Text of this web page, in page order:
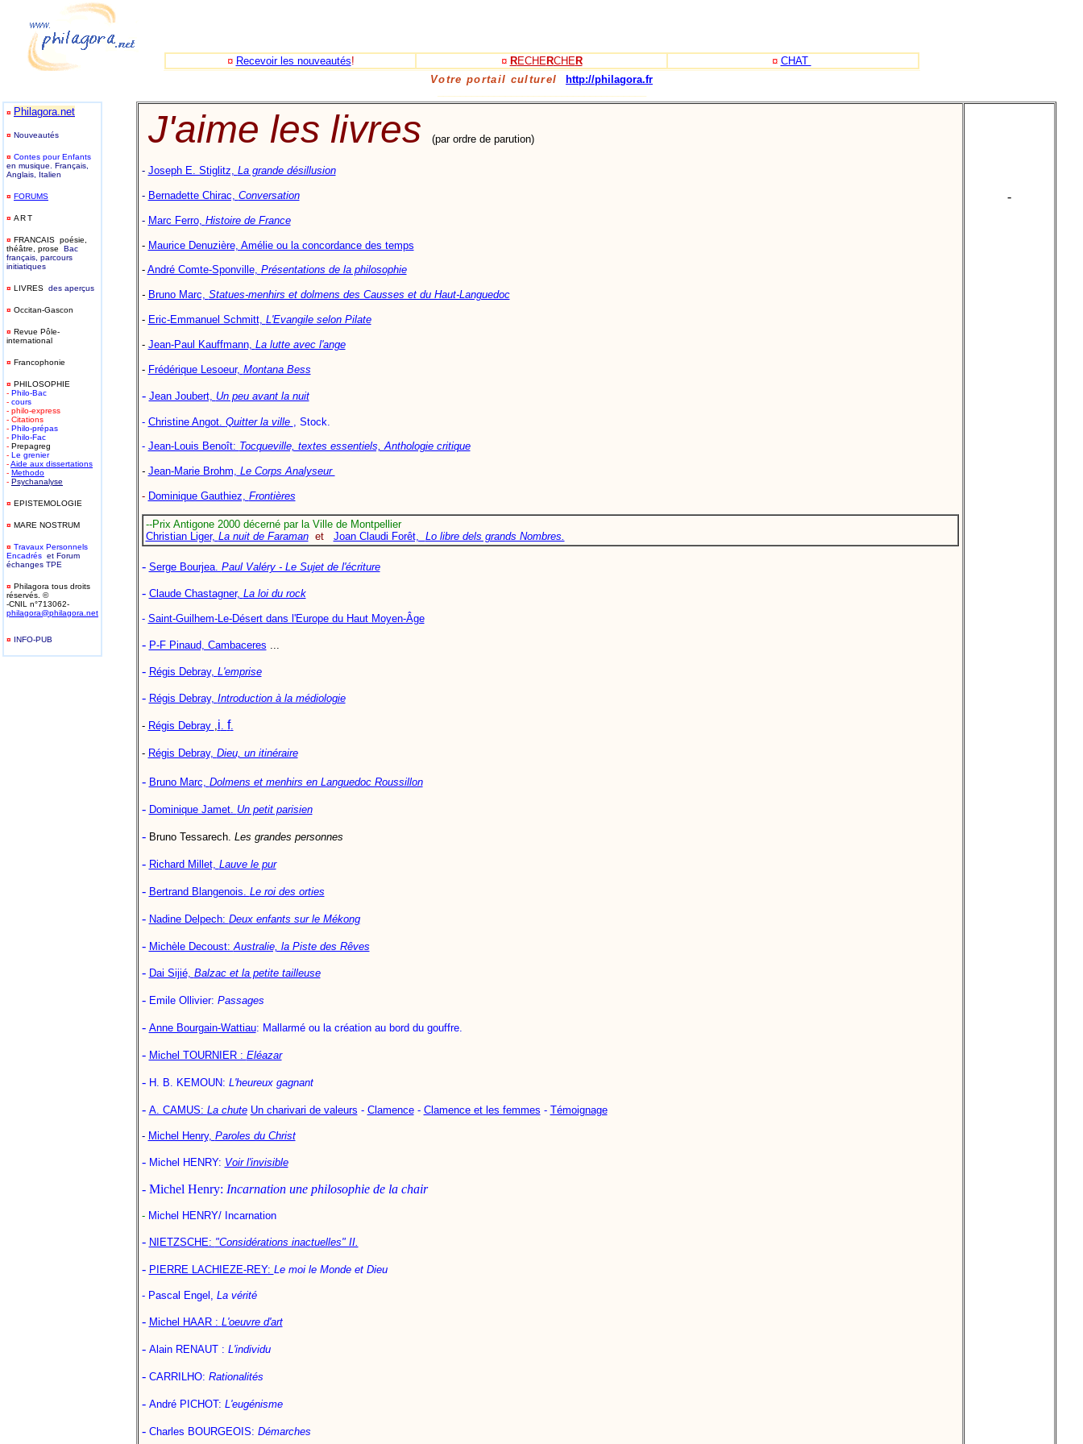
¤ Recevoir les nouveautés! ¤ RECHERCHER ¤ CHAT
Votre portail culturel
http://philagora.fr
¤ Philagora.net
¤ Nouveautés
¤ Contes pour Enfants
en musique. Français,
Anglais, Italien
¤ FORUMS
¤ ART
¤ FRANCAIS poésie,
théâtre, prose
Bac
français, parcours
initiatiques
¤ LIVRES des aperçus
¤ Occitan-Gascon
¤ Revue Pôle-
international
¤ Francophonie
¤ PHILOSOPHIE
- Philo-Bac
- cours
- philo-express
- Citations
- Philo-prépas
- Philo-Fac
- Prepagreg
- Le grenier
-Aide aux dissertations
- Methodo
- Psychanalyse
¤ EPISTEMOLOGIE
¤ MARE NOSTRUM
¤ Travaux Personnels
Encadrés et Forum
échanges TPE
¤ Philagora tous droits
réservés. ©
-CNIL n°713062-
philagora@philagora.net
¤ INFO-PUB
J'aime les livres (par ordre de parution)
- Joseph E. Stiglitz, La grande désillusion
- Bernadette Chirac, Conversation
- Marc Ferro, Histoire de France
- Maurice Denuzière, Amélie ou la concordance des temps
- André Comte-Sponville, Présentations de la philosophie
- Bruno Marc, Statues-menhirs et dolmens des Causses et du Haut-Languedoc
- Eric-Emmanuel Schmitt, L'Evangile selon Pilate
- Jean-Paul Kauffmann, La lutte avec l'ange
- Frédérique Lesoeur, Montana Bess
- Jean Joubert, Un peu avant la nuit
- Christine Angot. Quitter la ville , Stock.
- Jean-Louis Benoît: Tocqueville, textes essentiels, Anthologie critique
- Jean-Marie Brohm, Le Corps Analyseur
- Dominique Gauthiez, Frontières
--Prix Antigone 2000 décerné par la Ville de Montpellier
Christian Liger, La nuit de Faramanet Joan Claudi Forêt, Lo libre dels grands Nombres.
- Serge Bourjea. Paul Valéry - Le Sujet de l'écriture
- Claude Chastagner, La loi du rock
- Saint-Guilhem-Le-Désert dans l'Europe du Haut Moyen-Âge
- P-F Pinaud, Cambaceres ...
- Régis Debray, L'emprise
- Régis Debray, Introduction à la médiologie
- Régis Debray ,i. f.
- Régis Debray, Dieu, un itinéraire
- Bruno Marc, Dolmens et menhirs en Languedoc Roussillon
- Dominique Jamet. Un petit parisien
- Bruno Tessarech. Les grandes personnes
- Richard Millet, Lauve le pur
- Bertrand Blangenois. Le roi des orties
- Nadine Delpech: Deux enfants sur le Mékong
- Michèle Decoust:Australie, la Piste des Rêves
- Dai Sijié, Balzac et la petite tailleuse
- Emile Ollivier: Passages
- Anne Bourgain-Wattiau: Mallarmé ou la création au bord du gouffre.
- Michel TOURNIER : Eléazar
- H. B. KEMOUN: L'heureux gagnant
- A. CAMUS: La chute Un charivari de valeurs - Clamence- Clamence et les femmes - Témoignage
- Michel Henry, Paroles du Christ
- Michel HENRY: Voir l'invisible
- Michel Henry: Incarnation une philosophie de la chair
- Michel HENRY/ Incarnation
- NIETZSCHE: "Considérations inactuelles" II.
- PIERRE LACHIEZE-REY: Le moi le Monde et Dieu
- Pascal Engel, La vérité
- Michel HAAR : L'oeuvre d'art
- Alain RENAUT : L'individu
- CARRILHO: Rationalités
- André PICHOT: L'eugénisme
- Charles BOURGEOIS: Démarches
-